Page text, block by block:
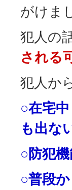
がけま
犯人の
される
犯人か
○在宅
も出な
○防犯
○普段